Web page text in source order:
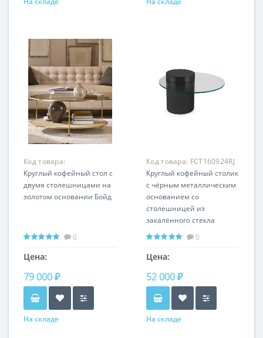
Код товара:
LHFCT180124DPO
Круглый кофейный стол с
двумя столешницами на
золотом основании Бойд
0
Цена:
79 000 ₽
На складе
Код товара: FCT160924RJ
Круглый кофейный столик
с чёрным металлическим
основанием со
столешницей из
закалённого стекла
Мартиника Ø 90 см
0
Цена:
52 000 ₽
На складе